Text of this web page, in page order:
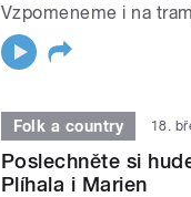
Vzpomeneme i na
Folk a country 18.
Poslechněte si
Plíhala i Marien